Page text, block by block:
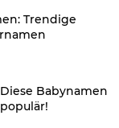
Trendige
Babynamen